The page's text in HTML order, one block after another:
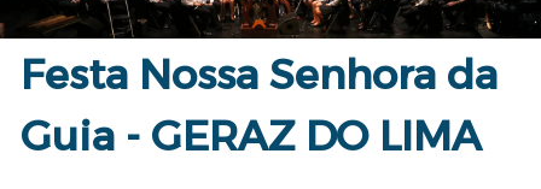
Festa Nossa Senhora da
Guia - GERAZ DO LIMA